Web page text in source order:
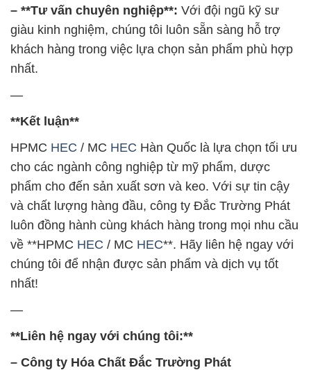
– **Tư vấn chuyên nghiệp**: Với đội ngũ kỹ sư
giàu kinh nghiệm, chúng tôi luôn sẵn sàng hỗ trợ
khách hàng trong việc lựa chọn sản phẩm phù hợp
nhất.
—
**Kết luận**
HPMC HEC / MC HEC Hàn Quốc là lựa chọn tối ưu
cho các ngành công nghiệp từ mỹ phẩm, dược
phẩm cho đến sản xuất sơn và keo. Với sự tin cậy
và chất lượng hàng đầu, công ty Đắc Trường Phát
luôn đồng hành cùng khách hàng trong mọi nhu cầu
về **HPMC HEC / MC HEC**. Hãy liên hệ ngay với
chúng tôi để nhận được sản phẩm và dịch vụ tốt
nhất!
—
**Liên hệ ngay với chúng tôi:**
– Công ty Hóa Chất Đắc Trường Phát